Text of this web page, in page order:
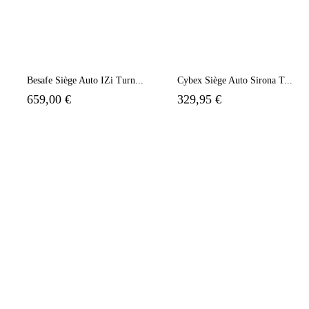
Besafe Siège Auto IZi Turn...
659,00 €
Cybex Siège Auto Sirona T...
329,95 €